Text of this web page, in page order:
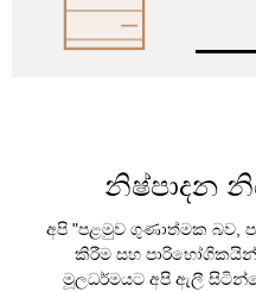
නිෂ්පාදන
අපි "පළමුව ගුණාත්මක බව,
කිරීම සහ
මූලධර්මයට අපි ඇලී